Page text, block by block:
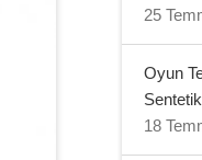
25
Oyun
18